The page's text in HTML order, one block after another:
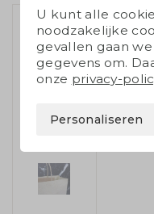
U kunt alle
noodzakelijke
gevallen gaan
gegevens om.
onze privacy-
Personaliseren